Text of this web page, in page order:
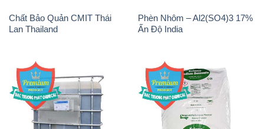
Chất Bảo Quản CMIT Thái
Lan Thailand
Phèn Nhôm – Al2(SO4)3 17%
Ấn Độ India